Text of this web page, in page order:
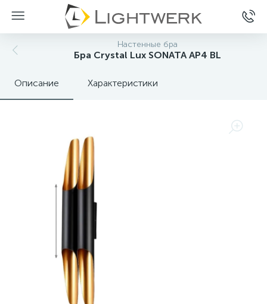
Настенные бра
Бра Crystal Lux SONATA AP4 BL
Описание Характеристики